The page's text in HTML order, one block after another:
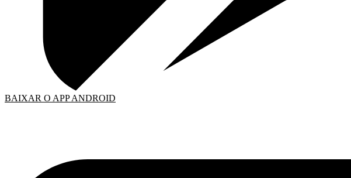
BAIXAR O APP ANDROID